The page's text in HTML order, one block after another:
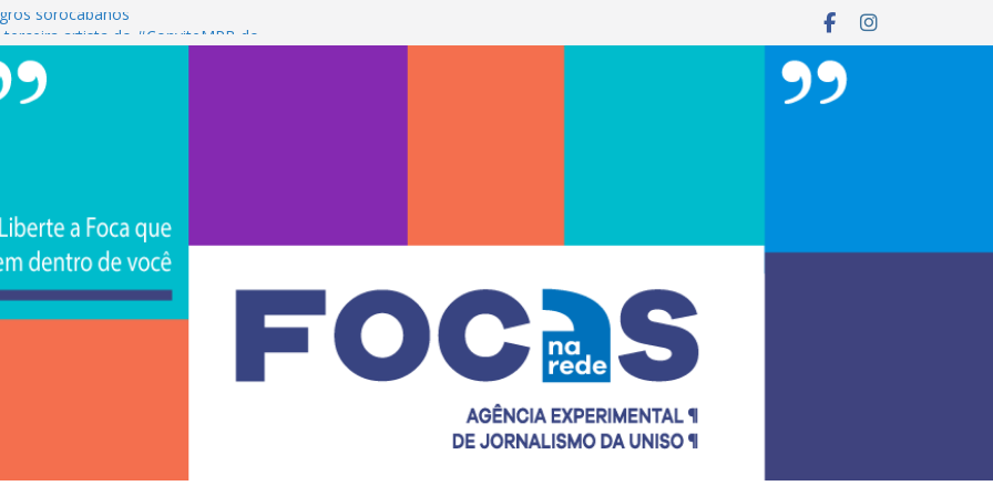
sorocabanos
artista do #ConviteMPB do
2026 promove integração, ciência e